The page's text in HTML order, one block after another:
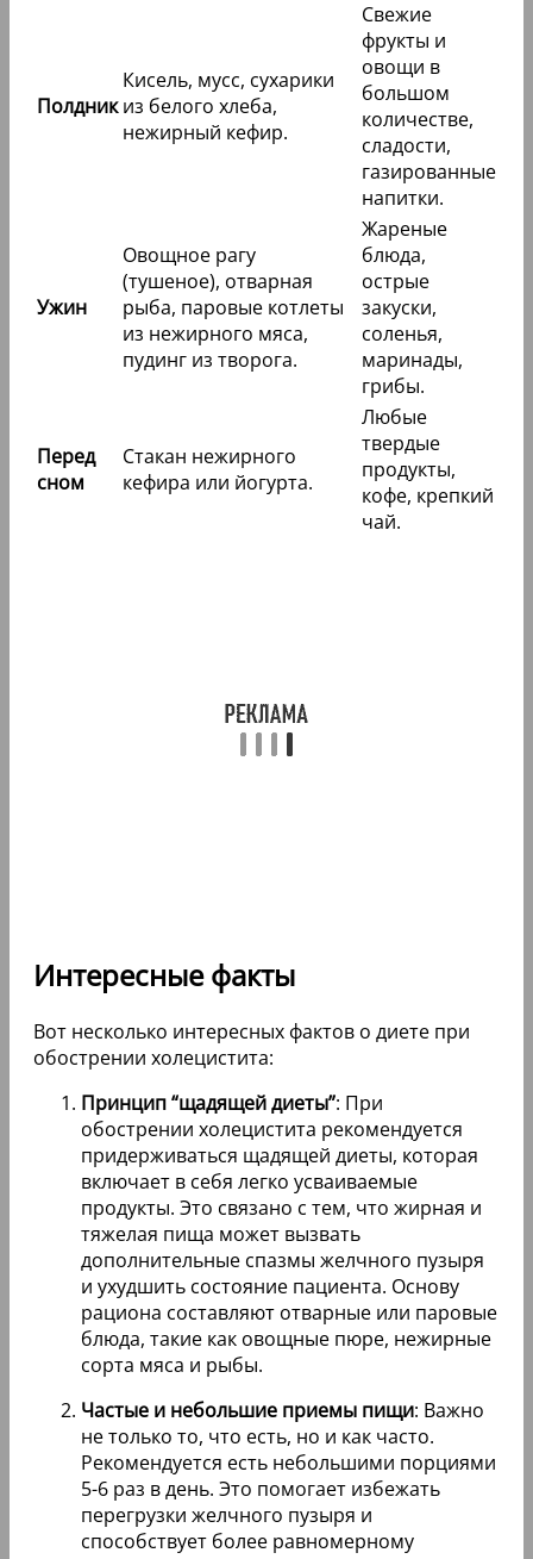
Полдник
Кисель, мусс, сухарики
из белого хлеба,
нежирный кефир.
Свежие
фрукты и
овощи в
большом
количестве,
сладости,
газированные
напитки.
Ужин
Овощное рагу
(тушеное), отварная
рыба, паровые котлеты
из нежирного мяса,
пудинг из творога.
Жареные
блюда,
острые
закуски,
соленья,
маринады,
грибы.
Перед
сном
Стакан нежирного
кефира или йогурта.
Любые
твердые
продукты,
кофе, крепкий
чай.
Интересные факты
Вот несколько интересных фактов о диете при
обострении холецистита:
Принцип “щадящей диеты”: При
обострении холецистита рекомендуется
придерживаться щадящей диеты, которая
включает в себя легко усваиваемые
продукты. Это связано с тем, что жирная и
тяжелая пища может вызвать
дополнительные спазмы желчного пузыря
и ухудшить состояние пациента. Основу
рациона составляют отварные или паровые
блюда, такие как овощные пюре, нежирные
сорта мяса и рыбы.
Частые и небольшие приемы пищи: Важно
не только то, что есть, но и как часто.
Рекомендуется есть небольшими порциями
5-6 раз в день. Это помогает избежать
перегрузки желчного пузыря и
способствует более равномерному